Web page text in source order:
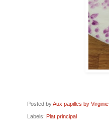
Posted byAux papilles by Virginie
Labels: Plat principal